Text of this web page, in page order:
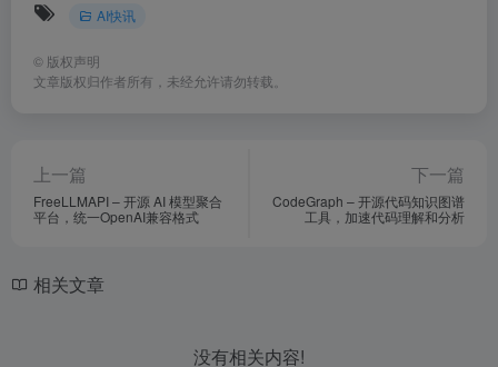
AI快讯
© 版权声明
文章版权归作者所有，未经允许请勿转载。
上一篇
FreeLLMAPI – 开源 AI 模型聚合
平台，统一OpenAI兼容格式
下一篇
CodeGraph – 开源代码知识图谱
工具，加速代码理解和分析
相关文章
没有相关内容!